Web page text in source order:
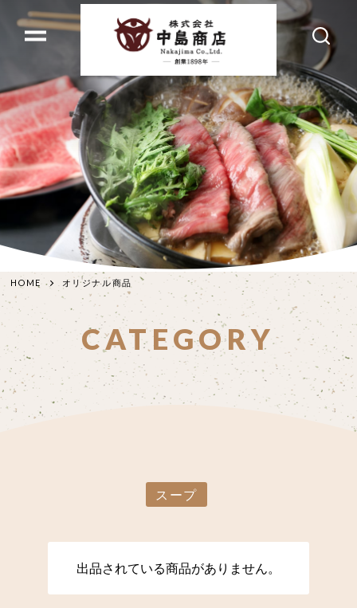
HOME オリジナル商品
CATEGORY
スープ
出品されている商品がありません。